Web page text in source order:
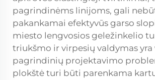
pagrindinėms linijoms, gali
pakankamai efektyvūs garso
miesto lengvosios geležinkelio
triukšmo ir virpesių valdymas yra
pagrindinių projektavimo
plokštė turi būti parenkama